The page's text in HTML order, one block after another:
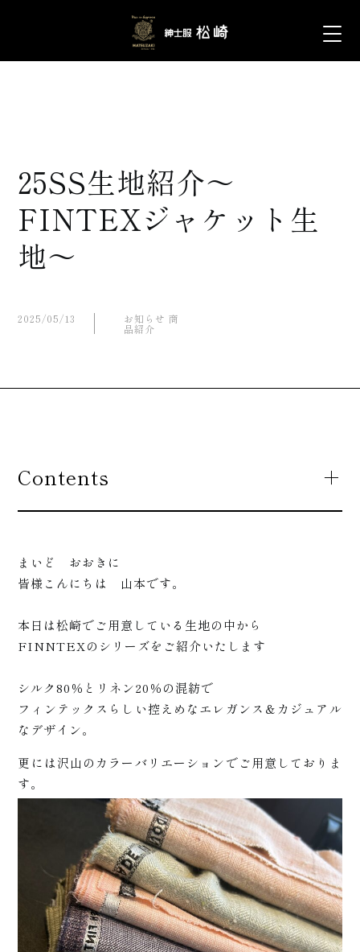
松崎に
ついて
+
25SS生地紹介～
FINTEXジャケット生
地～
2025/05/13 お知らせ 商
品紹介
Contents
まいど おおきに
皆様こんにちは 山本です。
本日は松崎でご用意している生地の中から
FINNTEXのシリーズをご紹介いたします
シルク80％とリネン20％の混紡で
フィンテックスらしい控えめなエレガンス＆カジュアル
なデザイン。
更には沢山のカラーバリエーションでご用意しておりま
す。